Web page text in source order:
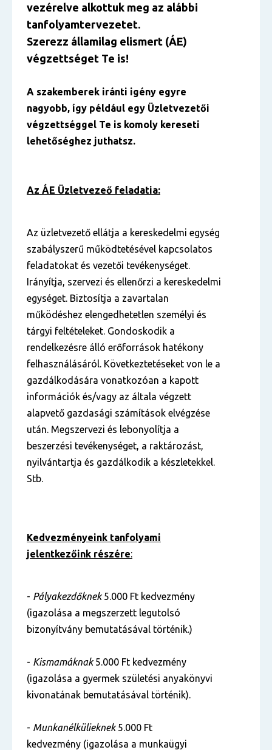
vezérelve alkottuk meg az alábbi
tanfolyamtervezetet.
Szerezz államilag elismert (ÁE)
végzettséget Te is!
A szakemberek iránti igény egyre
nagyobb, így például egy Üzletvezetői
végzettséggel Te is komoly kereseti
lehetőséghez juthatsz.
Az ÁE Üzletvezeő feladatia:
Az üzletvezető ellátja a kereskedelmi egység
szabályszerű működtetésével kapcsolatos
feladatokat és vezetői tevékenységet.
Irányítja, szervezi és ellenőrzi a kereskedelmi
egységet. Biztosítja a zavartalan
működéshez elengedhetetlen személyi és
tárgyi feltételeket. Gondoskodik a
rendelkezésre álló erőforrások hatékony
felhasználásáról. Következtetéseket von le a
gazdálkodására vonatkozóan a kapott
információk és/vagy az általa végzett
alapvető gazdasági számítások elvégzése
után. Megszervezi és lebonyolítja a
beszerzési tevékenységet, a raktározást,
nyilvántartja és gazdálkodik a készletekkel.
Stb.
Kedvezményeink tanfolyami
jelentkezőink részére:
- Pályakezdőknek5.000 Ft kedvezmény
(igazolása a megszerzett legutolsó
bizonyítvány bemutatásával történik.)
- Kismamáknak5.000 Ft kedvezmény
(igazolása a gyermek születési anyakönyvi
kivonatának bemutatásával történik).
- Munkanélkülieknek5.000 Ft
kedvezmény (igazolása a munkaügyi